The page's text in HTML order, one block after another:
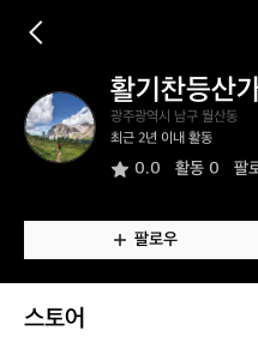
활
기
찬
가
5
0
2
활기찬등산
광주광역시 남구 월산동
최근 2년 이내 활동
0.0 활동 0
팔로우
스토어